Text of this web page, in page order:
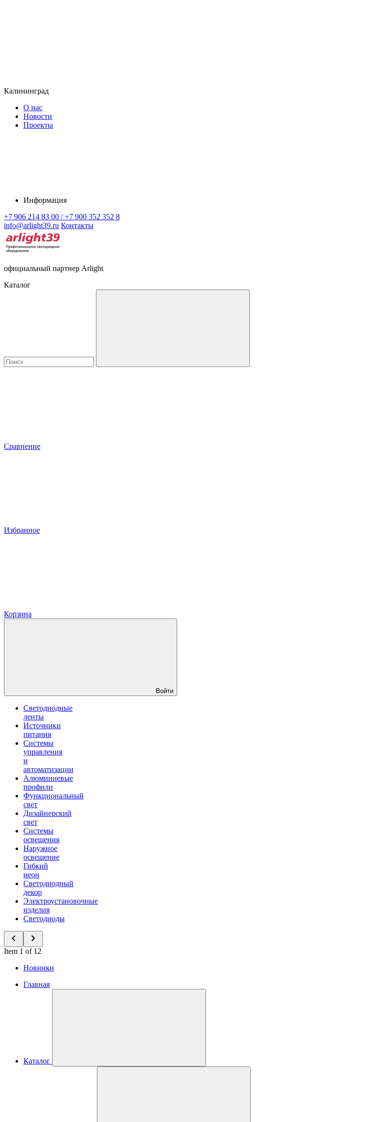
Калининград
О нас
Новости
Проекты
Информация
+7 906 214 83 00 / +7 900 352 352 8
info@arlight39.ru Контакты
официальный партнер Arlight
Каталог
Сравнение
Избранное
Корзина
Войти
Светодиодные
ленты
Источники
питания
Системы
управления
и
автоматизации
Алюминиевые
профили
Функциональный
свет
Дизайнерский
свет
Системы
освещения
Наружное
освещение
Гибкий
неон
Светодиодный
декор
Электроустановочные
изделия
Светодиоды
Item 1 of 12
Новинки
Главная
Каталог